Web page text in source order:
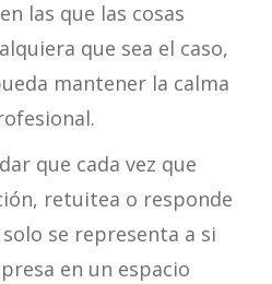
las que las cosas
que sea el caso,
mantener la calma
que cada vez que
retuitea o responde
se representa a si
en un espacio